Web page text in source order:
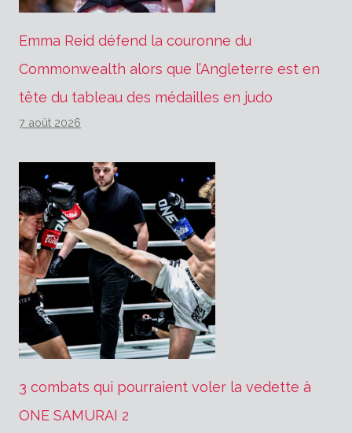
Emma Reid défend la couronne du
Commonwealth alors que l’Angleterre est en
tête du tableau des médailles en judo
7 août 2026
3 combats qui pourraient voler la vedette à
ONE SAMURAI 2